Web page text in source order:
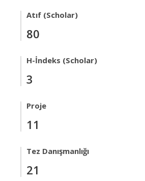
Atıf (Scholar)
80
H-İndeks (Scholar)
3
Proje
11
Tez Danışmanlığı
21